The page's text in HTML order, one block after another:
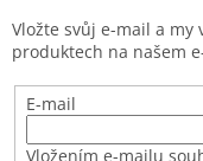
Vložte svůj e-mail a my
produktech na našem
E-mail
Vložením e-mailu